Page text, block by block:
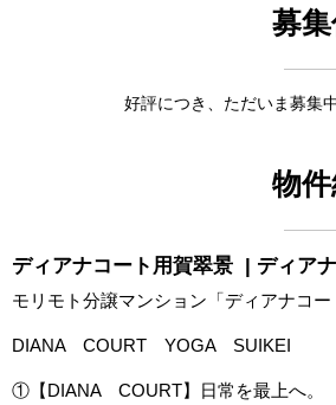
募
好評につき、ただいま募集
物
ディアナコート用賀翠景 | ディア
モリモト分譲マンション「ディアナコー
DIANA COURT YOGA SUIKEI
①【DIANA COURT】日常を最上へ。